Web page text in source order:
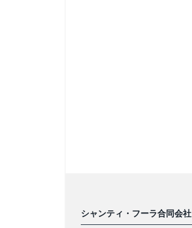
シャンティ・フーラ合同会社